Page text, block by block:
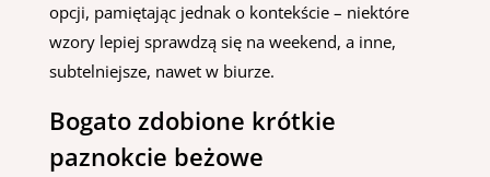
opcji, pamiętając jednak o kontekście – niektóre
wzory lepiej sprawdzą się na weekend, a inne,
subtelniejsze, nawet w biurze.
Bogato zdobione krótkie
paznokcie beżowe